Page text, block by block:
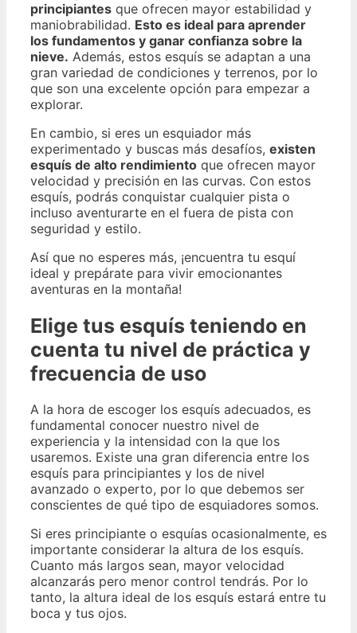
principiantes que ofrecen mayor estabilidad y
maniobrabilidad. Esto es ideal para aprender
los fundamentos y ganar confianza sobre la
nieve. Además, estos esquís se adaptan a una
gran variedad de condiciones y terrenos, por lo
que son una excelente opción para empezar a
explorar.
En cambio, si eres un esquiador más
experimentado y buscas más desafíos, existen
esquís de alto rendimiento que ofrecen mayor
velocidad y precisión en las curvas. Con estos
esquís, podrás conquistar cualquier pista o
incluso aventurarte en el fuera de pista con
seguridad y estilo.
Así que no esperes más, ¡encuentra tu esquí
ideal y prepárate para vivir emocionantes
aventuras en la montaña!
Elige tus esquís teniendo en
cuenta tu nivel de práctica y
frecuencia de uso
A la hora de escoger los esquís adecuados, es
fundamental conocer nuestro nivel de
experiencia y la intensidad con la que los
usaremos. Existe una gran diferencia entre los
esquís para principiantes y los de nivel
avanzado o experto, por lo que debemos ser
conscientes de qué tipo de esquiadores somos.
Si eres principiante o esquías ocasionalmente, es
importante considerar la altura de los esquís.
Cuanto más largos sean, mayor velocidad
alcanzarás pero menor control tendrás. Por lo
tanto, la altura ideal de los esquís estará entre tu
boca y tus ojos.